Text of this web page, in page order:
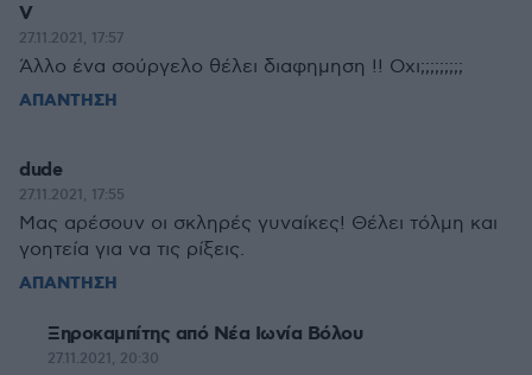
V
27.11.2021, 17:57
Άλλο ένα σούργελο θέλει διαφημηση !! Οχι;;;;;;;;;
ΑΠΑΝΤΗΣΗ
dude
27.11.2021, 17:55
Μας αρέσουν οι σκληρές γυναίκες! Θέλει τόλμη και
γοητεία για να τις ρίξεις.
ΑΠΑΝΤΗΣΗ
Ξηροκαμπίτης από Νέα Ιωνία Βόλου
27.11.2021, 20:30